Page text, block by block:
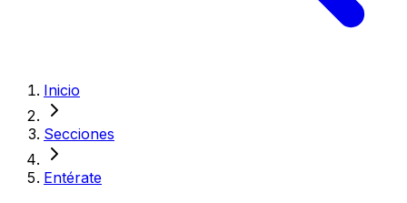
Inicio
Secciones
Entérate